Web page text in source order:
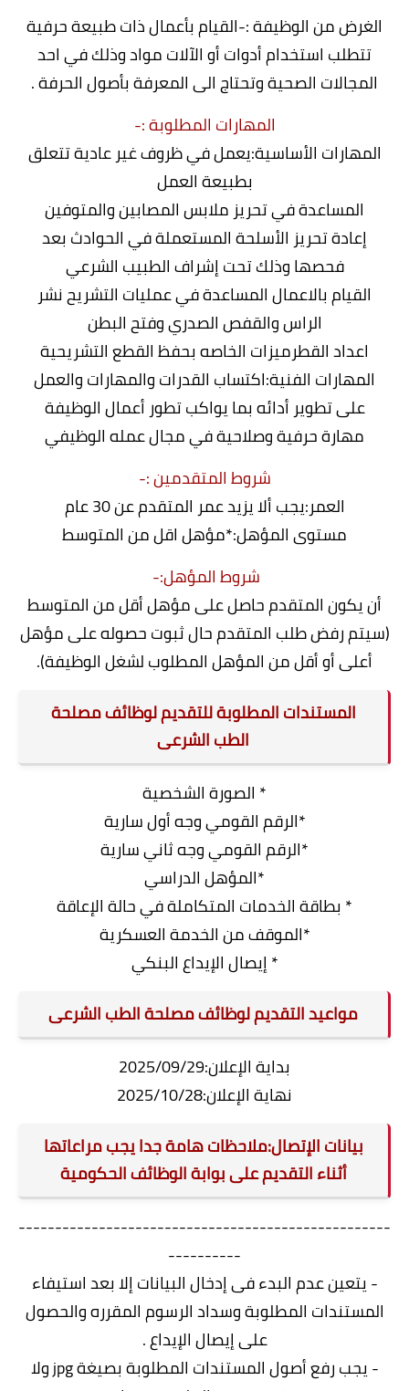
الغرض من الوظيفة :-القيام بأعمال ذات طبيعة حرفية
تتطلب استخدام أدوات أو الآلات مواد وذلك في احد
المجالات الصحية وتحتاج الى المعرفة بأصول الحرفة .
المهارات المطلوبة :-
المهارات الأساسية:يعمل في ظروف غير عادية تتعلق
بطبيعة العمل
المساعدة في تحريز ملابس المصابين والمتوفين
إعادة تحريز الأسلحة المستعملة في الحوادث بعد
فحصها وذلك تحت إشراف الطبيب الشرعي
القيام بالاعمال المساعدة في عمليات التشريح نشر
الراس والقفص الصدري وفتح البطن
اعداد القطرميزات الخاصه بحفظ القطع التشريحية
المهارات الفنية:اكتساب القدرات والمهارات والعمل
على تطوير أدائه بما يواكب تطور أعمال الوظيفة
مهارة حرفية وصلاحية في مجال عمله الوظيفي
شروط المتقدمين :-
العمر:يجب ألا يزيد عمر المتقدم عن 30 عام
مستوى المؤهل:*مؤهل اقل من المتوسط
شروط المؤهل:-
أن يكون المتقدم حاصل على مؤهل أقل من المتوسط
(سيتم رفض طلب المتقدم حال ثبوت حصوله على مؤهل
أعلى أو أقل من المؤهل المطلوب لشغل الوظيفة).
المستندات المطلوبة للتقديم لوظائف مصلحة
الطب الشرعى
* الصورة الشخصية
*الرقم القومي وجه أول سارية
*الرقم القومي وجه ثاني سارية
*المؤهل الدراسي
* بطاقة الخدمات المتكاملة في حالة الإعاقة
*الموقف من الخدمة العسكرية
* إيصال الإيداع البنكي
مواعيد التقديم لوظائف مصلحة الطب الشرعى
بداية الإعلان:2025/09/29
نهاية الإعلان:2025/10/28
بيانات الإتصال:ملاحظات هامة جدا يجب مراعاتها
أثناء التقديم على بوابة الوظائف الحكومية
---------------------------------------------------
----------
- يتعين عدم البدء فى إدخال البيانات إلا بعد استيفاء
المستندات المطلوبة وسداد الرسوم المقرره والحصول
على إيصال الإيداع .
- يجب رفع أصول المستندات المطلوبة بصيغة jpg ولا